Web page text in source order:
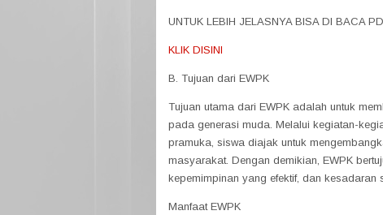
UNTUK LEBIH JELASNYA BISA DI BACA
KLIK DISINI
B. Tujuan dari EWPK
Tujuan utama dari EWPK adalah untuk
pada generasi muda. Melalui kegiatan-
pramuka, siswa diajak untuk
masyarakat. Dengan demikian, EWPK
kepemimpinan yang efektif, dan kesadaran
Manfaat EWPK